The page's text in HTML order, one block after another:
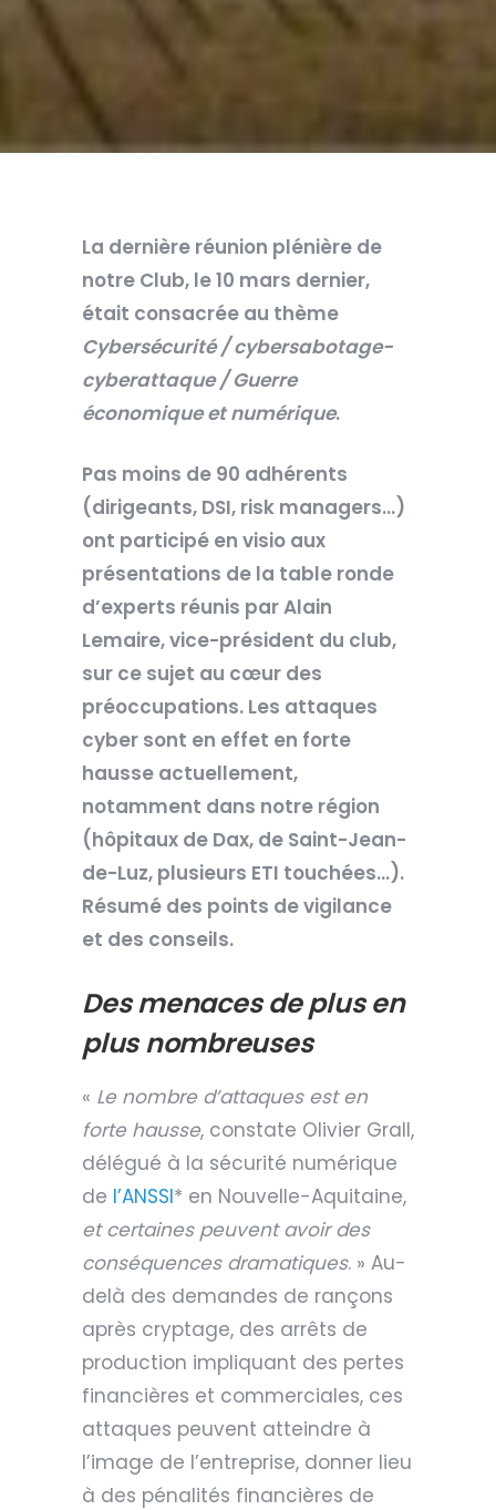
La dernière réunion plénière de
notre Club, le 10 mars dernier,
était consacrée au thème
Cybersécurité / cybersabotage-
cyberattaque / Guerre
économique et numérique.
Pas moins de 90 adhérents
(dirigeants, DSI, risk managers…)
ont participé en visio aux
présentations de la table ronde
d’experts réunis par Alain
Lemaire, vice-président du club,
sur ce sujet au cœur des
préoccupations. Les attaques
cyber sont en effet en forte
hausse actuellement,
notamment dans notre région
(hôpitaux de Dax, de Saint-Jean-
de-Luz, plusieurs ETI touchées…).
Résumé des points de vigilance
et des conseils.
Des menaces de plus en
plus nombreuses
« Le nombre d’attaques est en
forte hausse, constate Olivier Grall,
délégué à la sécurité numérique
de l’ANSSI* en Nouvelle-Aquitaine,
et certaines peuvent avoir des
conséquences dramatiques. » Au-
delà des demandes de rançons
après cryptage, des arrêts de
production impliquant des pertes
financières et commerciales, ces
attaques peuvent atteindre à
l’image de l’entreprise, donner lieu
à des pénalités financières de